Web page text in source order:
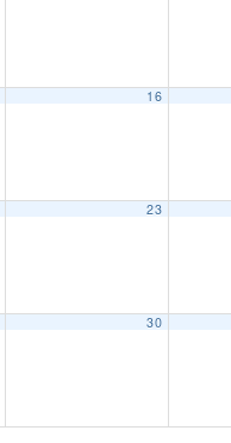
16
23
30